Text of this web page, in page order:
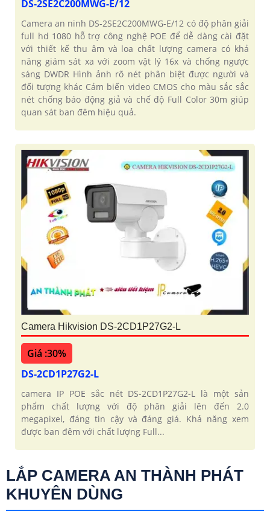
DS-2SE2C200MWG-E/12
Camera an ninh DS-2SE2C200MWG-E/12 có độ phân giải
full hd 1080 hỗ trợ công nghệ POE để dễ dàng cài đặt
với thiết kế thu âm và loa chất lượng camera có khả
năng giám sát xa với zoom vật lý 16x và chống ngược
sáng DWDR Hình ảnh rõ nét phân biệt được người và
đối tượng khác Cảm biến video CMOS cho màu sắc sắc
nét chống báo động giả và chế độ Full Color 30m giúp
quan sát ban đêm hiệu quả.
Camera Hikvision DS-2CD1P27G2-L
Giá :30%
DS-2CD1P27G2-L
camera IP POE sắc nét DS-2CD1P27G2-L là một sản
phẩm chất lượng với độ phân giải lên đến 2.0
megapixel, đáng tin cậy và đáng giá. Khả năng xem
được ban đêm với chất lượng Full...
LẮP CAMERA AN THÀNH PHÁT
KHUYÊN DÙNG